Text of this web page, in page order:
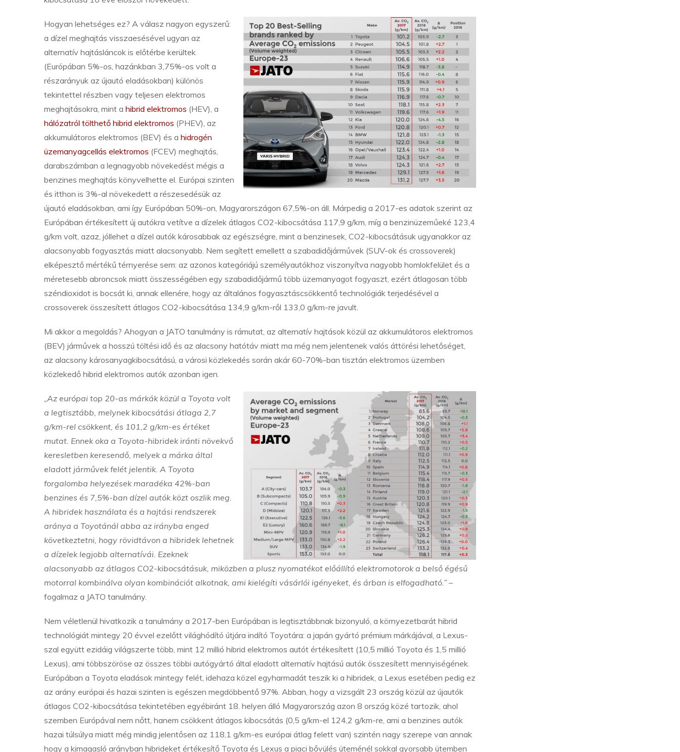
Hogyan lehetséges ez? A válasz nagyon egyszerű:
a dízel meghajtás visszaesésével ugyan az
alternatív hajtásláncok is előtérbe kerültek
(Európában 5%-os, hazánkban 3,75%-os volt a
részarányuk az újautó eladásokban) különös
tekintettel részben vagy teljesen elektromos
meghajtásokra, mint a hibrid elektromos (HEV), a
hálózatról tölthető hibrid elektromos (PHEV), az
akkumulátoros elektromos (BEV) és a hidrogén
üzemanyagcellás elektromos (FCEV) meghajtás,
darabszámban a legnagyobb növekedést mégis a
benzines meghajtás könyvelhette el. Európai szinten
és itthon is 3%-al növekedett a részesedésük az
újautó eladásokban, ami így Európában 50%-on, Magyarországon 67,5%-on áll. Márpedig a 2017-es adatok szerint az
Európában értékesített új autókra vetítve a dízelek átlagos CO2-kibocsátása 117,9 g/km, míg a benzinüzeműeké 123,4
g/km volt, azaz, jóllehet a dízel autók károsabbak az egészségre, mint a benzinesek, CO2-kibocsátásuk ugyanakkor az
alacsonyabb fogyasztás miatt alacsonyabb. Nem segített emellett a szabadidőjárművek (SUV-ok és crossoverek)
elképesztő mértékű térnyerése sem: az azonos kategóriájú személyautókhoz viszonyítva nagyobb homlokfelület és a
méretesebb abroncsok miatt összességében egy szabadidőjármű több üzemanyagot fogyaszt, ezért átlagosan több
széndioxidot is bocsát ki, annak ellenére, hogy az általános fogyasztáscsökkentő technológiák terjedésével a
crossoverek összesített átlagos CO2-kibocsátása 134,9 g/km-ről 133,0 g/km-re javult.
Mi akkor a megoldás? Ahogyan a JATO tanulmány is rámutat, az alternatív hajtások közül az akkumulátoros elektromos
(BEV) járművek a hosszú töltési idő és az alacsony hatótáv miatt ma még nem jelentenek valós áttörési lehetőséget,
az alacsony károsanyagkibocsátású, a városi közlekedés során akár 60-70%-ban tisztán elektromos üzemben
közlekedő hibrid elektromos autók azonban igen.
„Az európai top 20-as márkák közül a Toyota volt
a legtisztább, melynek kibocsátási átlaga 2,7
g/km-rel csökkent, és 101,2 g/km-es értéket
mutat. Ennek oka a Toyota-hibridek iránti növekvő
keresletben keresendő, melyek a márka által
eladott járművek felét jelentik. A Toyota
forgalomba helyezések maradéka 42%-ban
benzines és 7,5%-ban dízel autók közt oszlik meg.
A hibridek használata és a hajtási rendszerek
aránya a Toyotánál abba az irányba enged
következtetni, hogy rövidtávon a hibridek lehetnek
a dízelek legjobb alternatívái. Ezeknek
alacsonyabb az átlagos CO2-kibocsátásuk, miközben a plusz nyomatékot előállító elektromotorok a belső égésű
motorral kombinálva olyan kombinációt alkotnak, ami kielégíti vásárlói igényeket, és árban is elfogadható.” –
fogalmaz a JATO tanulmány.
Nem véletlenül hivatkozik a tanulmány a 2017-ben Európában is legtisztábbnak bizonyuló, a környezetbarát hibrid
technológiát mintegy 20 évvel ezelőtt világhódító útjára indító Toyotára: a japán gyártó prémium márkájával, a Lexus-
szal együtt ezidáig világszerte több, mint 12 millió hibrid elektromos autót értékesített (10,5 millió Toyota és 1,5 millió
Lexus), ami többszöröse az összes többi autógyártó által eladott alternatív hajtású autók összesített mennyiségének.
Európában a Toyota eladások mintegy felét, idehaza közel egyharmadát teszik ki a hibridek, a Lexus esetében pedig ez
az arány európai és hazai szinten is egészen megdöbbentő 97%. Abban, hogy a vizsgált 23 ország közül az újautók
átlagos CO2-kibocsátása tekintetében egyébiránt 18. helyen álló Magyarország azon 8 ország közé tartozik, ahol
szemben Európával nem nőtt, hanem csökkent átlagos kibocsátás (0,5 g/km-el 124,2 g/km-re, ami a benzines autók
hazai túlsúlya miatt még mindig jelentősen az 118,1 g/km-es európai átlag felett van) szintén nagy szerepe van annak
hogy a kimagasló arányban hibrideket értékesítő Toyota és Lexus a piaci bővülés üteménél sokkal gyorsabb ütemben